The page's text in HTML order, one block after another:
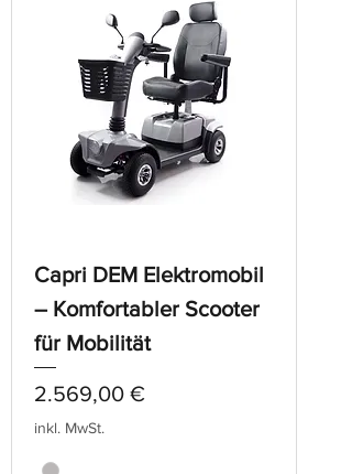
Capri DEM Elektromobil
– Komfortabler Scooter
für Mobilität
Preis
2.569,00 €
inkl. MwSt.